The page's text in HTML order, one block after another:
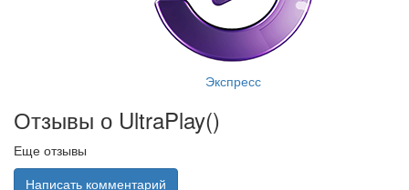
Экспресс
Отзывы о UltraPlay()
Еще отзывы
Написать комментарий